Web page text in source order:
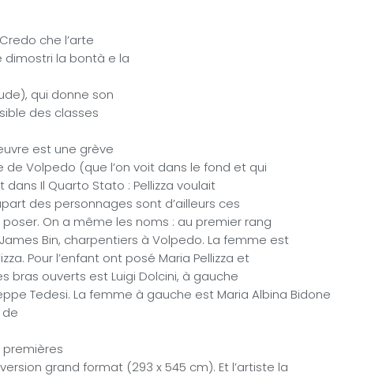
che l’arte
dimostri la bontà e la
qui donne son
des classes
est une grève
Volpedo (que l’on voit dans le fond et qui
Il Quarto Stato : Pellizza voulait
des personnages sont d’ailleurs ces
On a même les noms : au premier rang
Bin, charpentiers à Volpedo. La femme est
Pour l’enfant ont posé Maria Pellizza et
bras ouverts est Luigi Dolcini, à gauche
Tedesi. La femme à gauche est Maria Albina Bidone
premières
grand format (293 x 545 cm). Et l’artiste la